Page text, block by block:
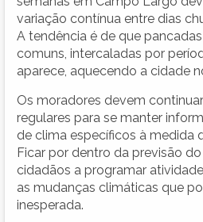
variação contínua entre dias
A tendência é de que
comuns, intercaladas por
aparece, aquecendo a cidade
Os moradores devem
regulares para se manter
de clima específicos à medida
Ficar por dentro da previsão
cidadãos a programar
as mudanças climáticas que
inesperada.